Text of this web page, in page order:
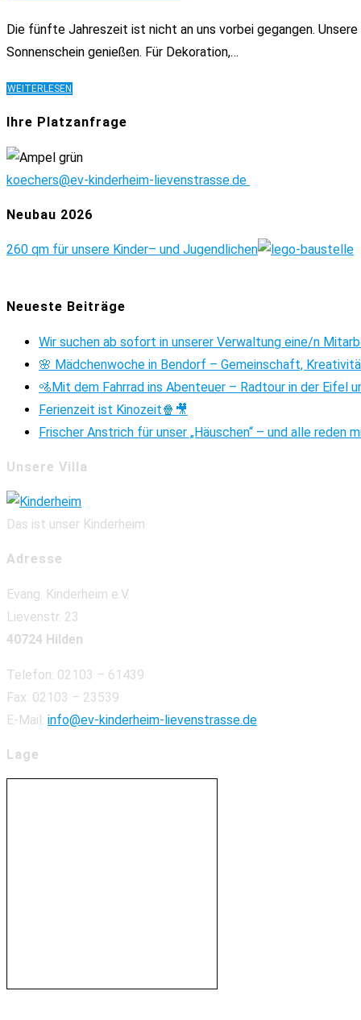
Die fünfte Jahreszeit ist nicht an uns vorbei gegangen.
Sonnenschein genießen. Für Dekoration,…
WEITERLESENHELAU
ALAAF!
Ihre Platzanfrage
koechers@ev-kinderheim-lievenstrasse.de
Neubau 2026
260 qm für unsere Kinder– und Jugendlichen
Neueste Beiträge
Wir suchen ab sofort in unserer Verwaltung eine/n
🌸 Mädchenwoche in Bendorf – Gemeinschaft,
🚵Mit dem Fahrrad ins Abenteuer – Radtour in der Eifel
Ferienzeit ist Kinozeit🍿🎥
Frischer Anstrich für unser „Häuschen“ – und alle reden
Unsere Villa
Das ist unser Kinderheim
Adresse
Evang. Kinderheim e.V.
Lievenstr. 23
40724 Hilden
Telefon: 02103 – 61439
Fax: 02103 – 23539
E-Mail: info@ev-kinderheim-lievenstrasse.de
Lage